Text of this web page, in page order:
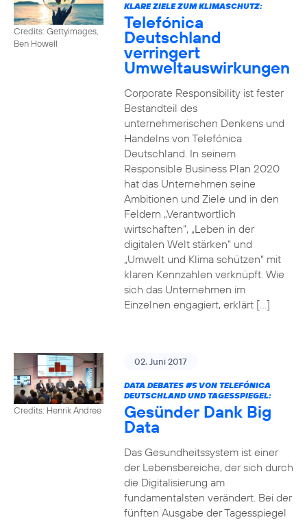
Credits: Gettyimages,
Ben Howell
KLARE ZIELE ZUM KLIMASCHUTZ:
Telefónica
Deutschland
verringert
Umweltauswirkungen
Corporate Responsibility ist fester
Bestandteil des
unternehmerischen Denkens und
Handelns von Telefónica
Deutschland. In seinem
Responsible Business Plan 2020
hat das Unternehmen seine
Ambitionen und Ziele und in den
Feldern „Verantwortlich
wirtschaften“, „Leben in der
digitalen Welt stärken“ und
„Umwelt und Klima schützen“ mit
klaren Kennzahlen verknüpft. Wie
sich das Unternehmen im
Einzelnen engagiert, erklärt […]
Credits: Henrik Andree
02. Juni 2017
DATA DEBATES #5VON TELEFÓNICA
DEUTSCHLAND UND TAGESSPIEGEL:
Gesünder Dank Big
Data
Das Gesundheitssystem ist einer
der Lebensbereiche, der sich durch
die Digitalisierung am
fundamentalsten verändert. Bei der
fünften Ausgabe der Tagesspiegel